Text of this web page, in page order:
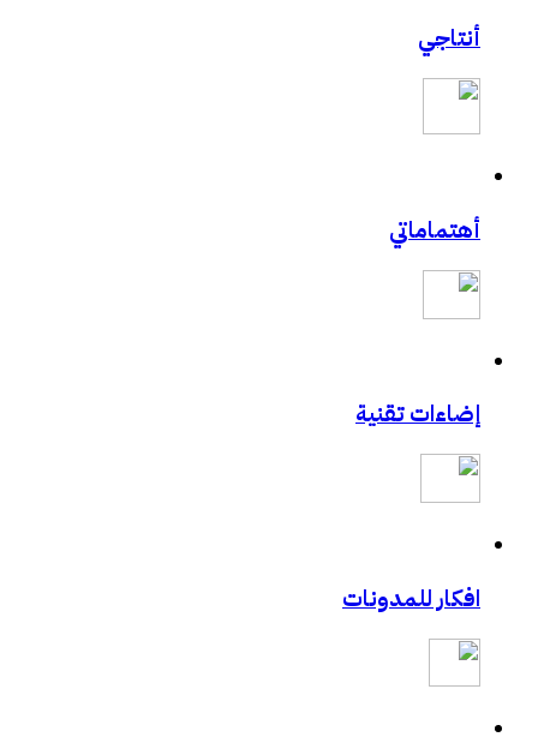
أنتاجي
أهتماماتي
إضاءات تقنية
افكار للمدونات